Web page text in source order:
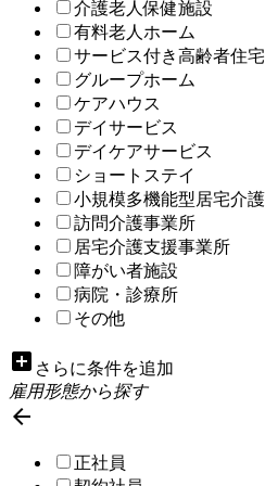
介護老人保健施設
有料老人ホーム
サービス付き高齢者住宅
グループホーム
ケアハウス
デイサービス
デイケアサービス
ショートステイ
小規模多機能型居宅介護
訪問介護事業所
居宅介護支援事業所
障がい者施設
病院・診療所
その他
add_box さらに条件を追加
雇用形態から探す

正社員